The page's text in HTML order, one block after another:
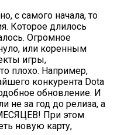
с самого начала, то
Которое длилось
Огромное
или коренным
игры,
плохо. Например,
конкурента Dota
обновление. И
не за год до релиза, а
При этом
новую карту,